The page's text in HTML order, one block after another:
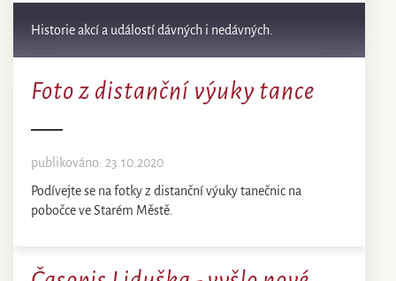
Historie akcí a událostí dávných i nedávných.
Foto z distanční výuky tance
publikováno: 23.10.2020
Podívejte se na fotky z distanční výuky tanečnic na
pobočce ve Starém Městě.